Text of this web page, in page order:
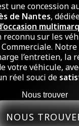
une concession
de Nantes,
sur les
l’entretien, la
votre véhicule,
réel souci de
Nous trouver
NOUS